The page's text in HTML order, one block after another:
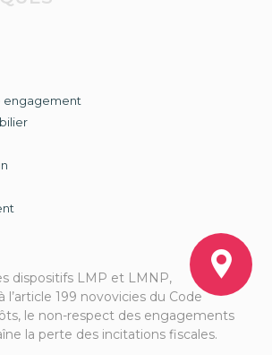
engagement
dispositifs LMP et LMNP,
199 novovicies du Code
le non-respect des engagements
la perte des incitations fiscales.